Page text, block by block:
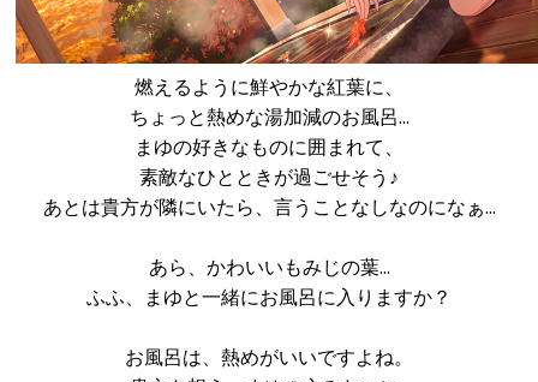
燃えるように鮮やかな紅葉に、
ちょっと熱めな湯加減のお風呂…
まゆの好きなものに囲まれて、
素敵なひとときが過ごせそう♪
あとは貴方が隣にいたら、言うことなしなのになぁ…
あら、かわいいもみじの葉…
ふふ、まゆと一緒にお風呂に入りますか？
お風呂は、熱めがいいですよね。